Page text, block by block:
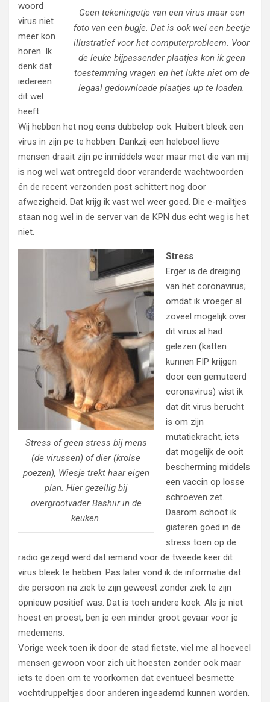
Geen tekeningetje van een virus maar een
foto van een bugje. Dat is ook wel een beetje
illustratief voor het computerprobleem. Voor
de leuke bijpassender plaatjes kon ik geen
toestemming vragen en het lukte niet om de
legaal gedownloade plaatjes up te loaden.
woord
virus niet
meer kon
horen. Ik
denk dat
iedereen
dit wel
heeft.
Wij hebben het nog eens dubbelop ook: Huibert bleek een
virus in zijn pc te hebben. Dankzij een heleboel lieve
mensen draait zijn pc inmiddels weer maar met die van mij
is nog wel wat ontregeld door veranderde wachtwoorden
én de recent verzonden post schittert nog door
afwezigheid. Dat krijg ik vast wel weer goed. Die e-mailtjes
staan nog wel in de server van de KPN dus echt weg is het
niet.
Stress of geen stress bij mens
(de virussen) of dier (krolse
poezen), Wiesje trekt haar eigen
plan. Hier gezellig bij
overgrootvader Bashiir in de
keuken.
Stress
Erger is de dreiging
van het coronavirus;
omdat ik vroeger al
zoveel mogelijk over
dit virus al had
gelezen (katten
kunnen FIP krijgen
door een gemuteerd
coronavirus) wist ik
dat dit virus berucht
is om zijn
mutatiekracht, iets
dat mogelijk de ooit
bescherming middels
een vaccin op losse
schroeven zet.
Daarom schoot ik
gisteren goed in de
stress toen op de
radio gezegd werd dat iemand voor de tweede keer dit
virus bleek te hebben. Pas later vond ik de informatie dat
die persoon na ziek te zijn geweest zonder ziek te zijn
opnieuw positief was. Dat is toch andere koek. Als je niet
hoest en proest, ben je een minder groot gevaar voor je
medemens.
Vorige week toen ik door de stad fietste, viel me al hoeveel
mensen gewoon voor zich uit hoesten zonder ook maar
iets te doen om te voorkomen dat eventueel besmette
vochtdruppeltjes door anderen ingeademd kunnen worden.